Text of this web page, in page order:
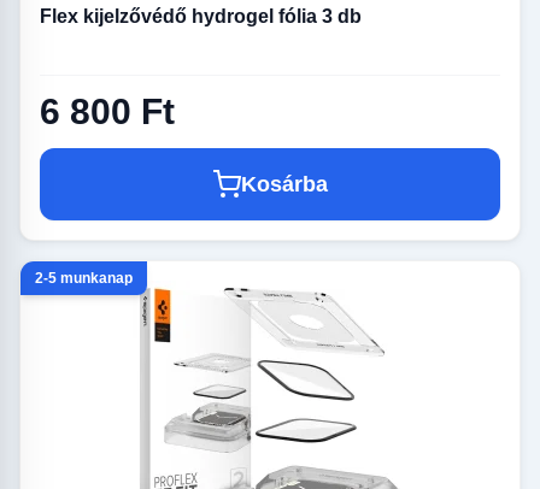
Flex kijelzővédő hydrogel fólia 3 db
6 800 Ft
Kosárba
2-5 munkanap